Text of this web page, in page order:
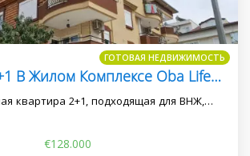
ГОТОВАЯ НЕДВИЖИМОСТЬ
Квартира 2+1 В Жилом Комплексе Oba Life, Подходящая Для Внж
квартира 2+1, подходящая для ВНЖ,…
€128.000